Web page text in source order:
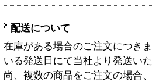
配送について
在庫がある場合のご注文につき
いる発送日にて当社より発送い
尚、複数の商品をご注文の場合